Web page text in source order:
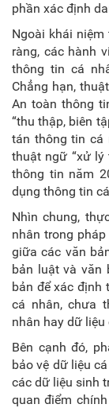
phần xác định
Ngoài khái
ràng, các hành
thông tin cá
Chẳng hạn,
An toàn thông
“thu thập, biên
tán thông tin cá
thuật ngữ “xử lý
thông tin năm
dụng thông tin
Nhìn chung,
nhân trong
giữa các văn
bản luật và văn
bản để xác định
cá nhân, chưa
nhân hay dữ liệu
Bên cạnh đó,
bảo vệ dữ liệu
các dữ liệu sinh
quan điểm